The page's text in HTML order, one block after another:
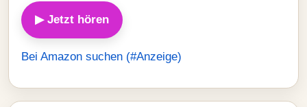
▶ Jetzt hören
Bei Amazon suchen (#Anzeige)